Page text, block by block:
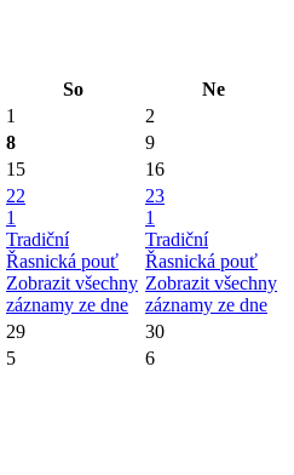
So
Ne
1
2
8
9
15 16
22
1
Tradiční
Řasnická pouť
Zobrazit všechny
záznamy ze dne
23
1
Tradiční
Řasnická pouť
Zobrazit všechny
záznamy ze dne
29
30
5 6